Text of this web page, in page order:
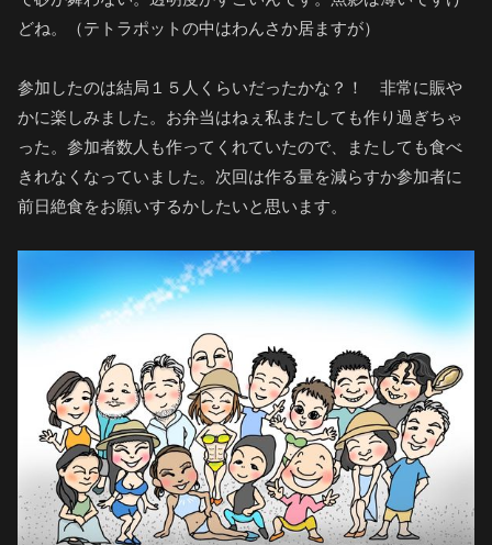
どね。（テトラポットの中はわんさか居ますが）
参加したのは結局１５人くらいだったかな？！ 非常に賑や
かに楽しみました。お弁当はねぇ私またしても作り過ぎちゃ
った。参加者数人も作ってくれていたので、またしても食べ
きれなくなっていました。次回は作る量を減らすか参加者に
前日絶食をお願いするかしたいと思います。